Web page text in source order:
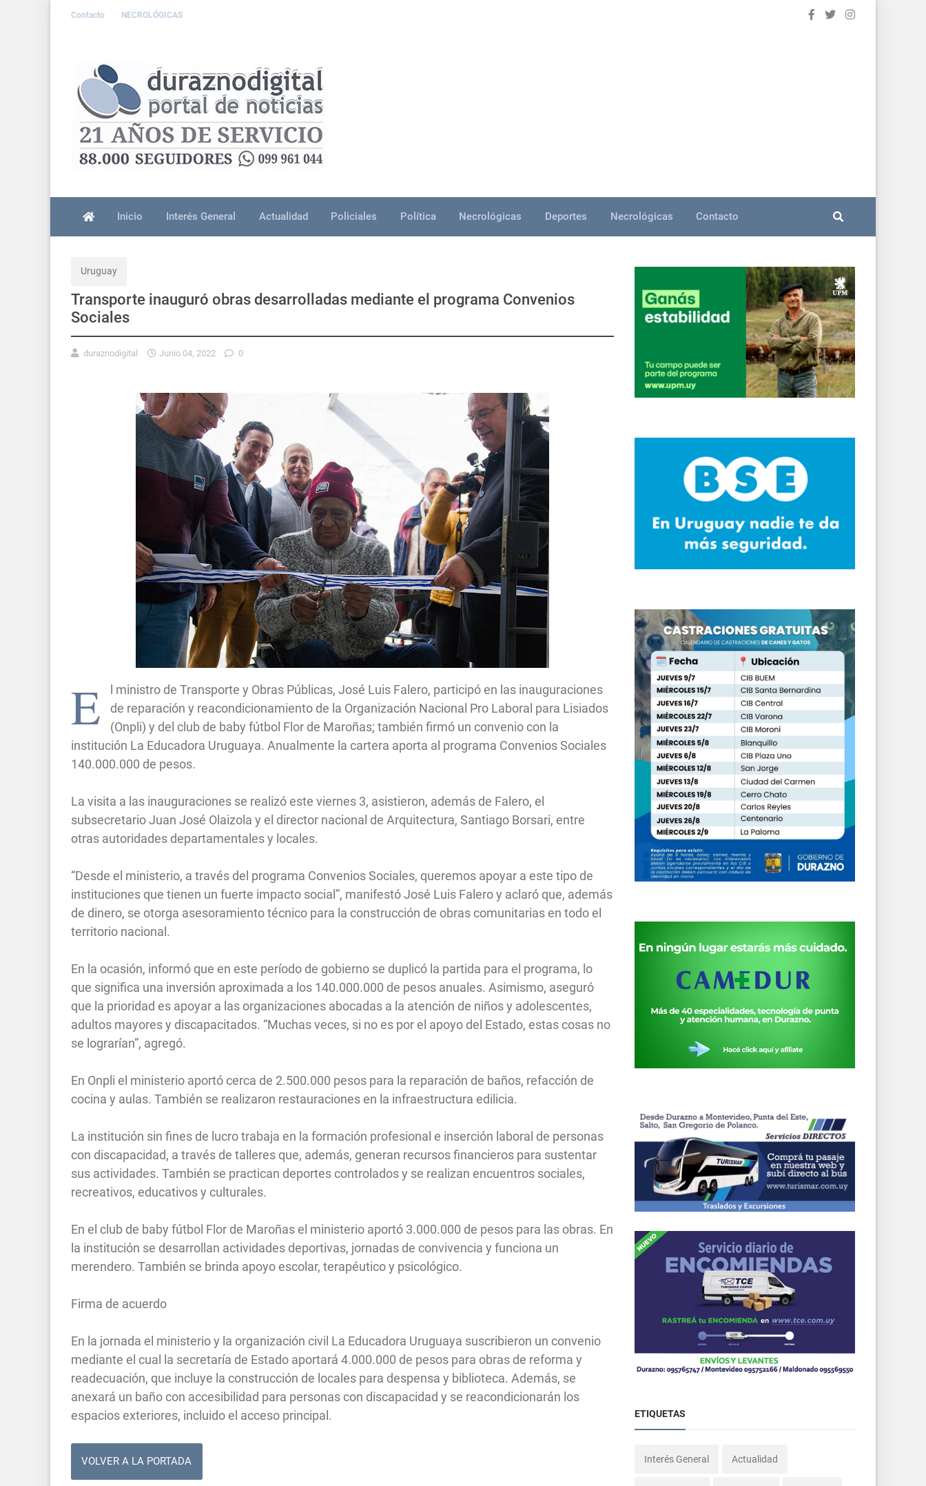
Contacto NECROLÓGICAS
Inicio Interés General Actualidad Policiales Política Necrológicas Deportes Necrológicas Contacto
Uruguay
Transporte inauguró obras desarrolladas mediante el programa Convenios
Sociales
duraznodigital Junio 04, 2022 0
E
l ministro de Transporte y Obras Públicas, José Luis Falero, participó en las inauguraciones
de reparación y reacondicionamiento de la Organización Nacional Pro Laboral para Lisiados
(Onpli) y del club de baby fútbol Flor de Maroñas; también firmó un convenio con la
institución La Educadora Uruguaya. Anualmente la cartera aporta al programa Convenios Sociales
140.000.000 de pesos.
La visita a las inauguraciones se realizó este viernes 3, asistieron, además de Falero, el
subsecretario Juan José Olaizola y el director nacional de Arquitectura, Santiago Borsari, entre
otras autoridades departamentales y locales.
“Desde el ministerio, a través del programa Convenios Sociales, queremos apoyar a este tipo de
instituciones que tienen un fuerte impacto social”, manifestó José Luis Falero y aclaró que, además
de dinero, se otorga asesoramiento técnico para la construcción de obras comunitarias en todo el
territorio nacional.
En la ocasión, informó que en este período de gobierno se duplicó la partida para el programa, lo
que significa una inversión aproximada a los 140.000.000 de pesos anuales. Asimismo, aseguró
que la prioridad es apoyar a las organizaciones abocadas a la atención de niños y adolescentes,
adultos mayores y discapacitados. “Muchas veces, si no es por el apoyo del Estado, estas cosas no
se lograrían”, agregó.
En Onpli el ministerio aportó cerca de 2.500.000 pesos para la reparación de baños, refacción de
cocina y aulas. También se realizaron restauraciones en la infraestructura edilicia.
La institución sin fines de lucro trabaja en la formación profesional e inserción laboral de personas
con discapacidad, a través de talleres que, además, generan recursos financieros para sustentar
sus actividades. También se practican deportes controlados y se realizan encuentros sociales,
recreativos, educativos y culturales.
En el club de baby fútbol Flor de Maroñas el ministerio aportó 3.000.000 de pesos para las obras. En
la institución se desarrollan actividades deportivas, jornadas de convivencia y funciona un
merendero. También se brinda apoyo escolar, terapéutico y psicológico.
Firma de acuerdo
En la jornada el ministerio y la organización civil La Educadora Uruguaya suscribieron un convenio
mediante el cual la secretaría de Estado aportará 4.000.000 de pesos para obras de reforma y
readecuación, que incluye la construcción de locales para despensa y biblioteca. Además, se
anexará un baño con accesibilidad para personas con discapacidad y se reacondicionarán los
espacios exteriores, incluido el acceso principal.
VOLVER A LA PORTADA
ETIQUETAS
Interés General Actualidad